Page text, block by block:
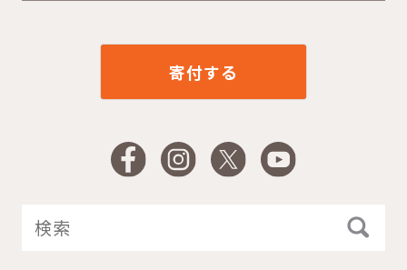
寄付する
FacebookInstagram
X YouTube